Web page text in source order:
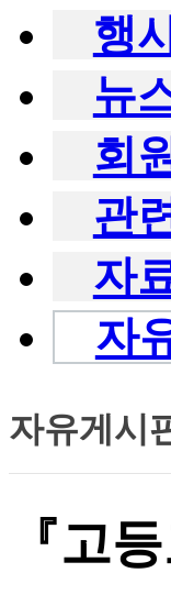
행
뉴
회
관
자
자
자유게시
『고